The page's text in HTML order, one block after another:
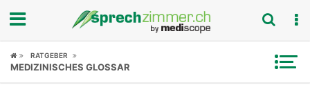
FokusRATGEBER
MEDIZINISCHES GLOSSAR